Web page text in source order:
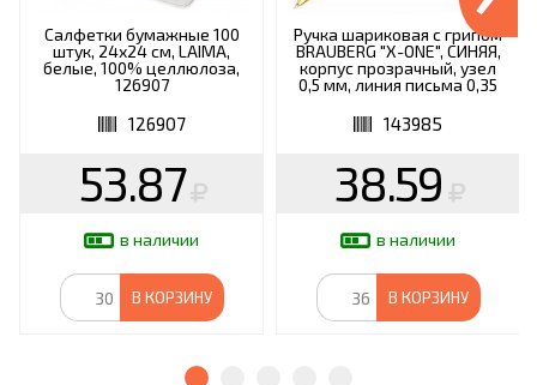
Салфетки бумажные 100
штук, 24х24 см, LAIMA,
белые, 100% целлюлоза,
126907
126907
53.87
в наличии
В КОРЗИНУ
Ручка шариковая с грипом
BRAUBERG "X-ONE", СИНЯЯ,
корпус прозрачный, узел
0,5 мм, линия письма 0,35
143985
38.59
в наличии
В КОРЗИНУ